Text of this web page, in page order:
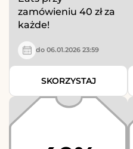
zamówieniu 40 zł za
każde!
do 06.01.2026 23:59
SKORZYSTAJ